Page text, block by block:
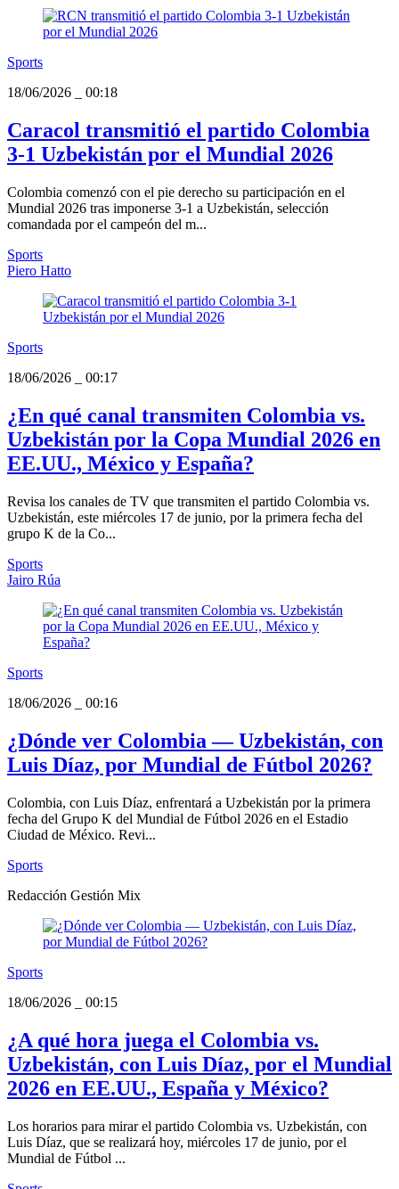
Sports
18/06/2026
00:18
Caracol transmitió el partido Colombia
3-1 Uzbekistán por el Mundial 2026
Colombia comenzó con el pie derecho su participación en el
Mundial 2026 tras imponerse 3-1 a Uzbekistán, selección
comandada por el campeón del m...
Sports
Piero Hatto
Sports
18/06/2026
00:17
¿En qué canal transmiten Colombia vs.
Uzbekistán por la Copa Mundial 2026 en
EE.UU., México y España?
Revisa los canales de TV que transmiten el partido Colombia vs.
Uzbekistán, este miércoles 17 de junio, por la primera fecha del
grupo K de la Co...
Sports
Jairo Rúa
Sports
18/06/2026
00:16
¿Dónde ver Colombia — Uzbekistán, con
Luis Díaz, por Mundial de Fútbol 2026?
Colombia, con Luis Díaz, enfrentará a Uzbekistán por la primera
fecha del Grupo K del Mundial de Fútbol 2026 en el Estadio
Ciudad de México. Revi...
Sports
Redacción Gestión Mix
Sports
18/06/2026
00:15
¿A qué hora juega el Colombia vs.
Uzbekistán, con Luis Díaz, por el Mundial
2026 en EE.UU., España y México?
Los horarios para mirar el partido Colombia vs. Uzbekistán, con
Luis Díaz, que se realizará hoy, miércoles 17 de junio, por el
Mundial de Fútbol ...